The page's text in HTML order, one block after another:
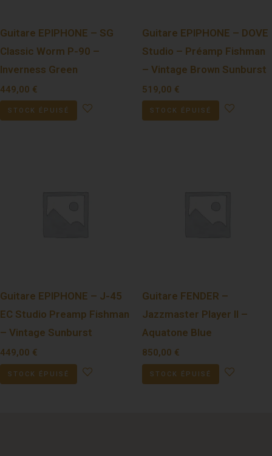
Guitare EPIPHONE – SG
Classic Worm P-90 –
Inverness Green
449,00 €
STOCK ÉPUISÉ
Guitare EPIPHONE – DOVE
Studio – Préamp Fishman
– Vintage Brown Sunburst
519,00 €
STOCK ÉPUISÉ
Guitare EPIPHONE – J-45
EC Studio Preamp Fishman
– Vintage Sunburst
449,00 €
STOCK ÉPUISÉ
Guitare FENDER –
Jazzmaster Player II –
Aquatone Blue
850,00 €
STOCK ÉPUISÉ